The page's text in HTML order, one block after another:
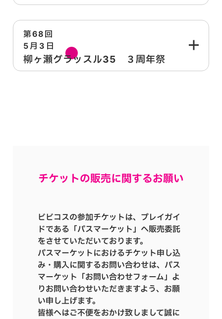
第68回
5月3日
日
柳ヶ瀬グラッスル35 ３周年祭
チケットの販売に関するお願い
ビビコスの参加チケットは、プレイガイ
ドである「パスマーケット」へ販売委託
をさせていただいております。
パスマーケットにおけるチケット申し込
み・購入に関するお問い合わせは、パス
マーケット「お問い合わせフォーム」よ
りお問い合わせいただきますよう、お願
い申し上げます。
皆様へはご不便をおかけ致しまして誠に